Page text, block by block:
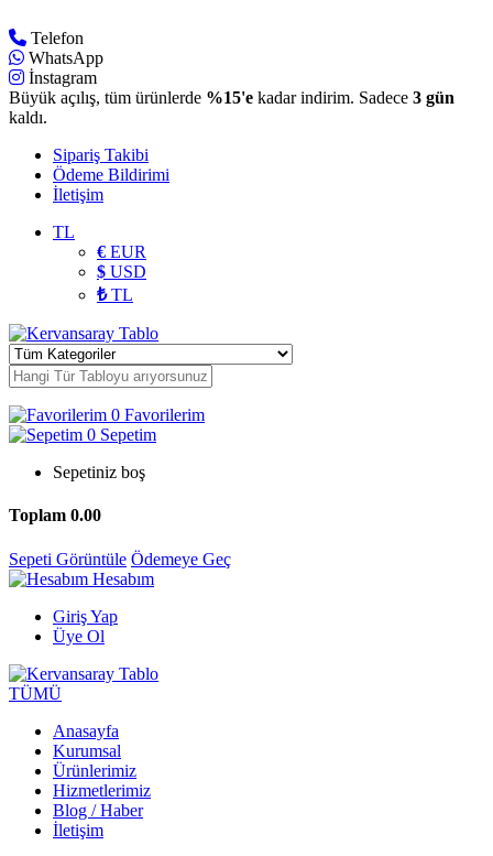
Telefon
WhatsApp
İnstagram
Büyük açılış, tüm ürünlerde %15'e kadar indirim. Sadece 3 gün
kaldı.
Sipariş Takibi
Ödeme Bildirimi
İletişim
TL
€ EUR
$ USD
₺TL
0 Favorilerim
0 Sepetim
Sepetiniz boş
Toplam 0.00
Sepeti Görüntüle Ödemeye Geç
Hesabım
Giriş Yap
Üye Ol
TÜMÜ
Anasayfa
Kurumsal
Ürünlerimiz
Hizmetlerimiz
Blog / Haber
İletişim